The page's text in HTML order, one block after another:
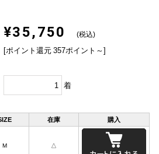
¥35,750 (税込)
[ポイント還元 357ポイント～]
着
在庫 購入
M △